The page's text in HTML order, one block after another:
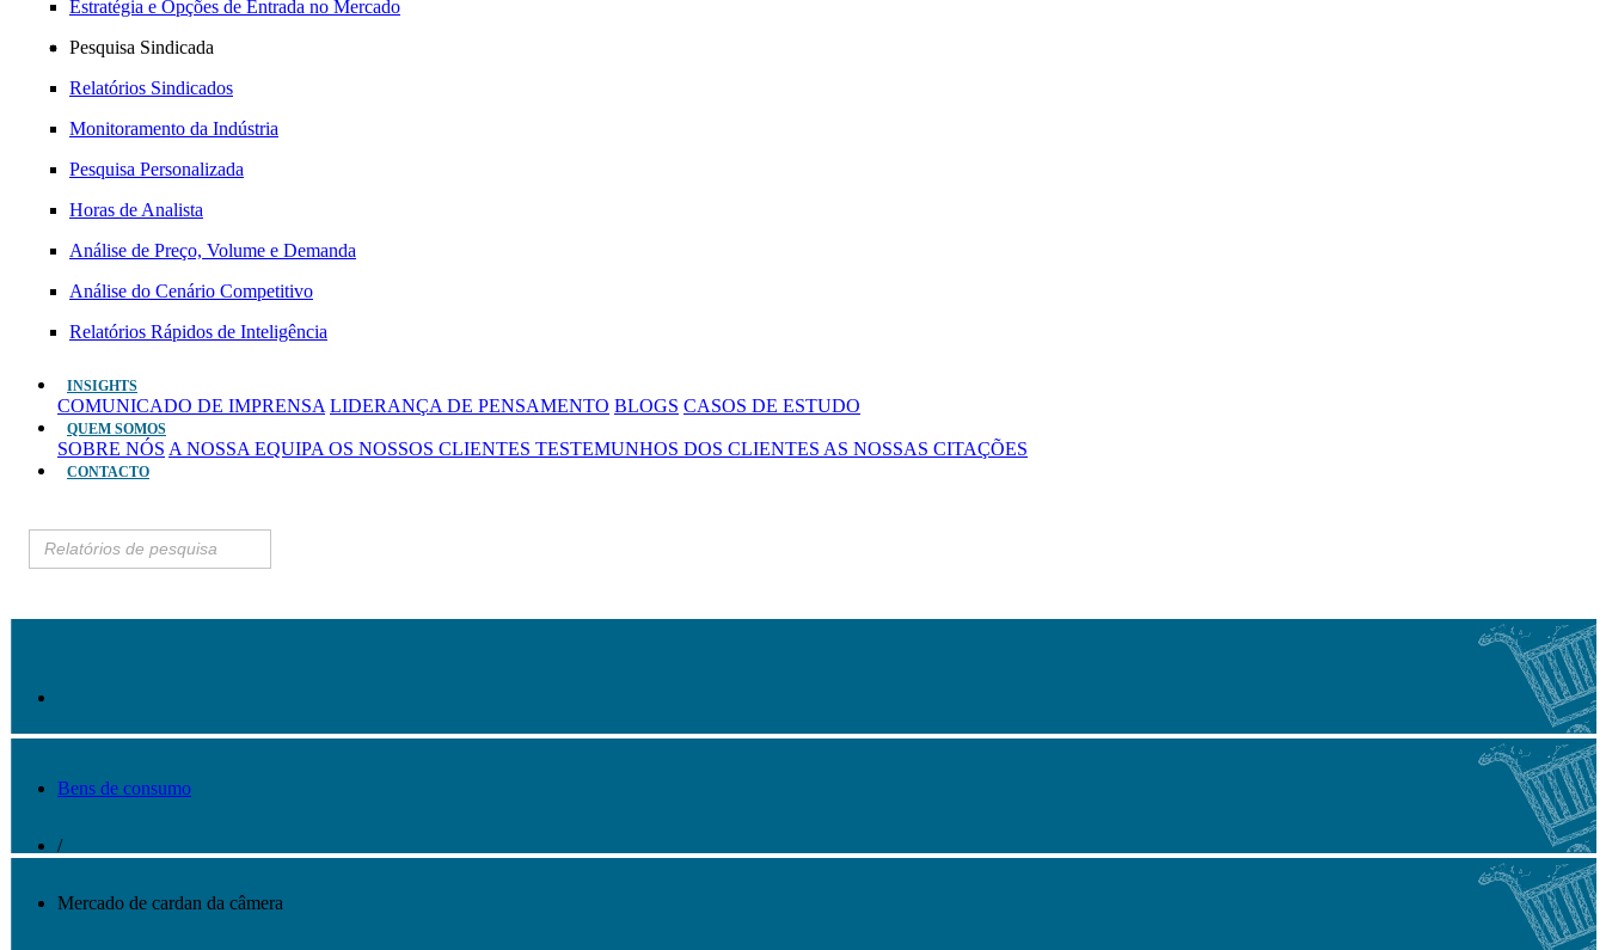
Estratégia e Opções de Entrada no Mercado
Pesquisa Sindicada
Relatórios Sindicados
Monitoramento da Indústria
Pesquisa Personalizada
Horas de Analista
Análise de Preço, Volume e Demanda
Análise do Cenário Competitivo
Relatórios Rápidos de Inteligência
INSIGHTS
COMUNICADO DE IMPRENSA LIDERANÇA DE PENSAMENTO BLOGS CASOS DE ESTUDO
QUEM SOMOS
SOBRE NÓS A NOSSA EQUIPA OS NOSSOS CLIENTES TESTEMUNHOS DOS CLIENTES AS NOSSAS CITAÇÕES
CONTACTO
Bens de consumo
/
Mercado de cardan da câmera